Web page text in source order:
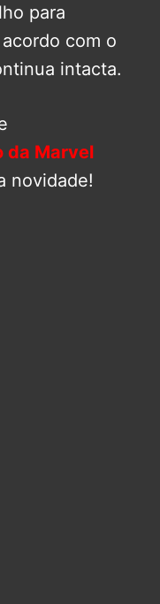
para
com o
intacta.
da Marvel
novidade!